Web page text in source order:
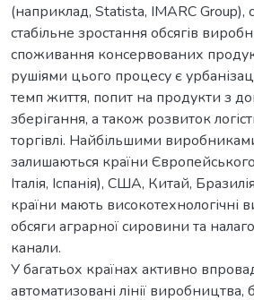
(наприклад, Statista, IMARC Group),
стабільне зростання обсягів
споживання консервованих
рушіями цього процесу є
темп життя, попит на продукти з
зберігання, а також розвиток
торгівлі. Найбільшими
залишаються країни
Італія, Іспанія), США, Китай,
країни мають високотехнологічні
обсяги аграрної сировини та
канали.
У багатьох країнах активно
автоматизовані лінії виробництва,